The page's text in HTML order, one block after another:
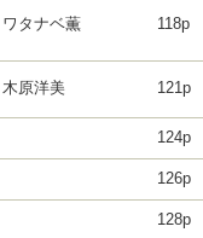
ワタナベ薫 118p
木原洋美 121p
124p
126p
128p